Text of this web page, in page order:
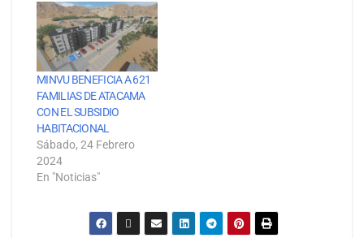
MINVU BENEFICIA A 621
FAMILIAS DE ATACAMA
CON EL SUBSIDIO
HABITACIONAL
Sábado, 24 Febrero
2024
En "Noticias"